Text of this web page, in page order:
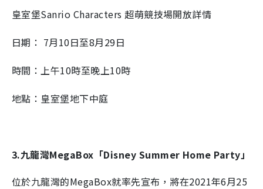
皇室堡Sanrio Characters 超萌競技場開放詳情
日期： 7月10日至8月29日
時間：上午10時至晚上10時
地點：皇室堡地下中庭
3.九龍灣MegaBox「Disney Summer Home Party」
位於九龍灣的MegaBox就率先宣布，將在2021年6月25